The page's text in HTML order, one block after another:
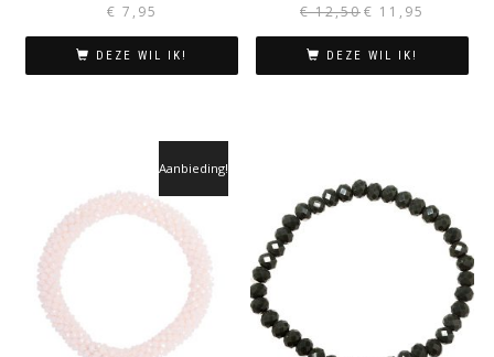
€ 7,95
DEZE WIL IK!
€12,50 Oorspronkelijke
was:
€ 12,50.
€ 11,95
€ 11,95.
DEZE WIL IK!
Aanbieding!